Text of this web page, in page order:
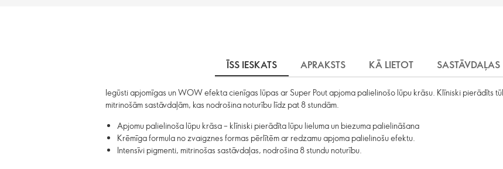
ĪSS IESKATS APRAKSTS KĀ LIETOT SASTĀVDAĻAS
Iegūsti apjomīgas un WOW efekta cienīgas lūpas ar Super Pout apjoma palielinošo lūpu krāsu. Klīniski pierādīts
mitrinošām sastāvdaļām, kas nodrošina noturību līdz pat 8 stundām.
Apjomu palielinoša lūpu krāsa – klīniski pierādīta lūpu lieluma un biezuma palielināšana
Krēmīga formula no zvaigznes formas pērlītēm ar redzamu apjoma palielinošu efektu.
Intensīvi pigmenti, mitrinošas sastāvdaļas, nodrošina 8 stundu noturību.